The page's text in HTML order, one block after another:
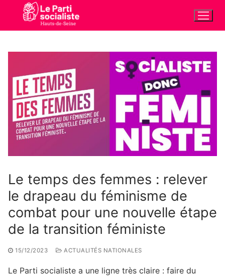
contenu
Le temps des femmes : relever
le drapeau du féminisme de
combat pour une nouvelle étape
de la transition féministe
15/12/2023 ACTUALITÉS NATIONALES
Le Parti socialiste a une ligne très claire : faire du